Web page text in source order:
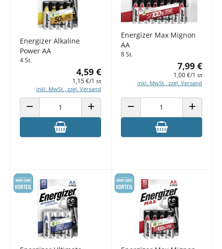
Energizer Alkaline
Power AA
4 St.
4,59 €
1,15 €/1 st
inkl. MwSt., zzgl. Versand
ANZAHL VERRINGERN ANZAHL ERHÖHEN
Energizer Max Mignon
AA
8 St.
7,99 €
1,00 €/1 st
inkl. MwSt., zzgl. Versand
ANZAHL VERRINGERN ANZAHL